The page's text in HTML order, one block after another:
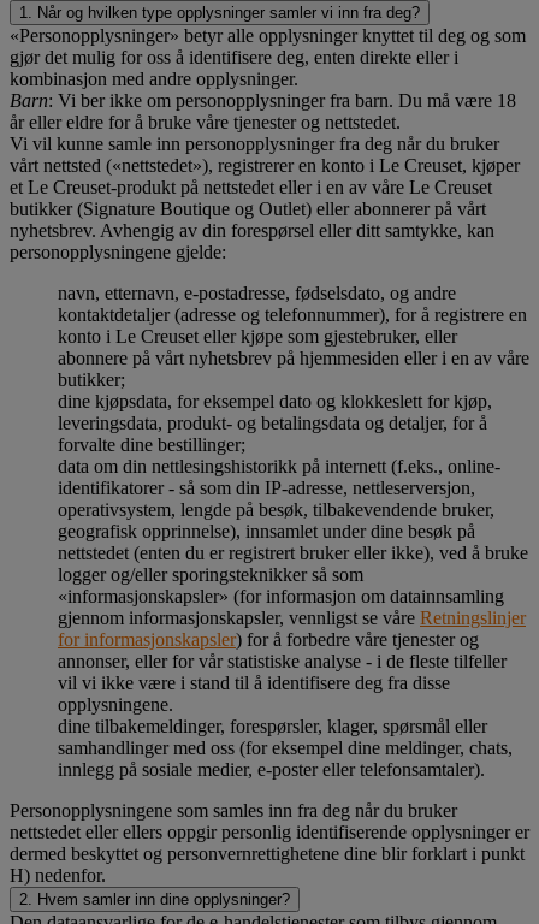
1. Når og hvilken type opplysninger samler vi inn fra deg?
«Personopplysninger» betyr alle opplysninger knyttet til deg og som
gjør det mulig for oss å identifisere deg, enten direkte eller i
kombinasjon med andre opplysninger.
Barn: Vi ber ikke om personopplysninger fra barn. Du må være 18
år eller eldre for å bruke våre tjenester og nettstedet.
Vi vil kunne samle inn personopplysninger fra deg når du bruker
vårt nettsted («nettstedet»), registrerer en konto i Le Creuset, kjøper
et Le Creuset-produkt på nettstedet eller i en av våre Le Creuset
butikker (Signature Boutique og Outlet) eller abonnerer på vårt
nyhetsbrev. Avhengig av din forespørsel eller ditt samtykke, kan
personopplysningene gjelde:
navn, etternavn, e-postadresse, fødselsdato, og andre
kontaktdetaljer (adresse og telefonnummer), for å registrere en
konto i Le Creuset eller kjøpe som gjestebruker, eller
abonnere på vårt nyhetsbrev på hjemmesiden eller i en av våre
butikker;
dine kjøpsdata, for eksempel dato og klokkeslett for kjøp,
leveringsdata, produkt- og betalingsdata og detaljer, for å
forvalte dine bestillinger;
data om din nettlesingshistorikk på internett (f.eks., online-
identifikatorer - så som din IP-adresse, nettleserversjon,
operativsystem, lengde på besøk, tilbakevendende bruker,
geografisk opprinnelse), innsamlet under dine besøk på
nettstedet (enten du er registrert bruker eller ikke), ved å bruke
logger og/eller sporingsteknikker så som
«informasjonskapsler» (for informasjon om datainnsamling
gjennom informasjonskapsler, vennligst se våre Retningslinjer
for informasjonskapsler) for å forbedre våre tjenester og
annonser, eller for vår statistiske analyse - i de fleste tilfeller
vil vi ikke være i stand til å identifisere deg fra disse
opplysningene.
dine tilbakemeldinger, forespørsler, klager, spørsmål eller
samhandlinger med oss (for eksempel dine meldinger, chats,
innlegg på sosiale medier, e-poster eller telefonsamtaler).
Personopplysningene som samles inn fra deg når du bruker
nettstedet eller ellers oppgir personlig identifiserende opplysninger er
dermed beskyttet og personvernrettighetene dine blir forklart i punkt
H) nedenfor.
2. Hvem samler inn dine opplysninger?